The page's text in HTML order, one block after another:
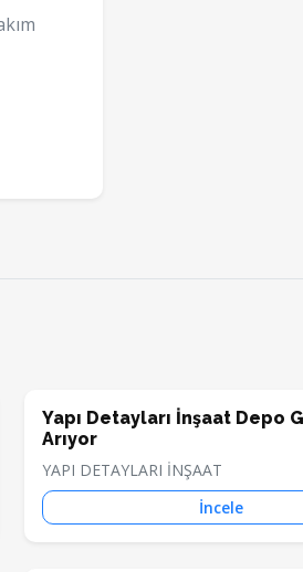
Yapı Detayları İnşaat Depo
Arıyor
YAPI DETAYLARI İNŞAAT
İncele